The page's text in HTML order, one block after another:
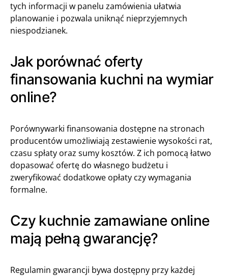
tych informacji w panelu zamówienia ułatwia
planowanie i pozwala uniknąć nieprzyjemnych
niespodzianek.
Jak porównać oferty
finansowania kuchni na wymiar
online?
Porównywarki finansowania dostępne na stronach
producentów umożliwiają zestawienie wysokości rat,
czasu spłaty oraz sumy kosztów. Z ich pomocą łatwo
dopasować ofertę do własnego budżetu i
zweryfikować dodatkowe opłaty czy wymagania
formalne.
Czy kuchnie zamawiane online
mają pełną gwarancję?
Regulamin gwarancji bywa dostępny przy każdej